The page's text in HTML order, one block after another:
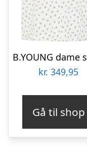
kr. 349,95
Gå til shop